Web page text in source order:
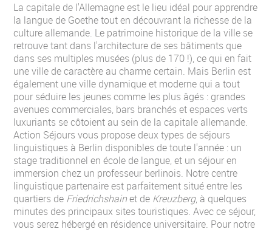
La capitale de l'Allemagne est le lieu idéal pour apprendre
la langue de Goethe tout en découvrant la richesse de la
culture allemande. Le patrimoine historique de la ville se
retrouve tant dans l'architecture de ses bâtiments que
dans ses multiples musées (plus de 170 !), ce qui en fait
une ville de caractère au charme certain. Mais Berlin est
également une ville dynamique et moderne qui a tout
pour séduire les jeunes comme les plus âgés : grandes
avenues commerciales, bars branchés et espaces verts
luxuriants se côtoient au sein de la capitale allemande.
Action Séjours vous propose deux types de séjours
linguistiques à Berlin disponibles de toute l'année : un
stage traditionnel en école de langue, et un séjour en
immersion chez un professeur berlinois. Notre centre
linguistique partenaire est parfaitement situé entre les
quartiers de Friedrichshainet de Kreuzberg, à quelques
minutes des principaux sites touristiques. Avec ce séjour,
vous serez hébergé en résidence universitaire. Pour notre